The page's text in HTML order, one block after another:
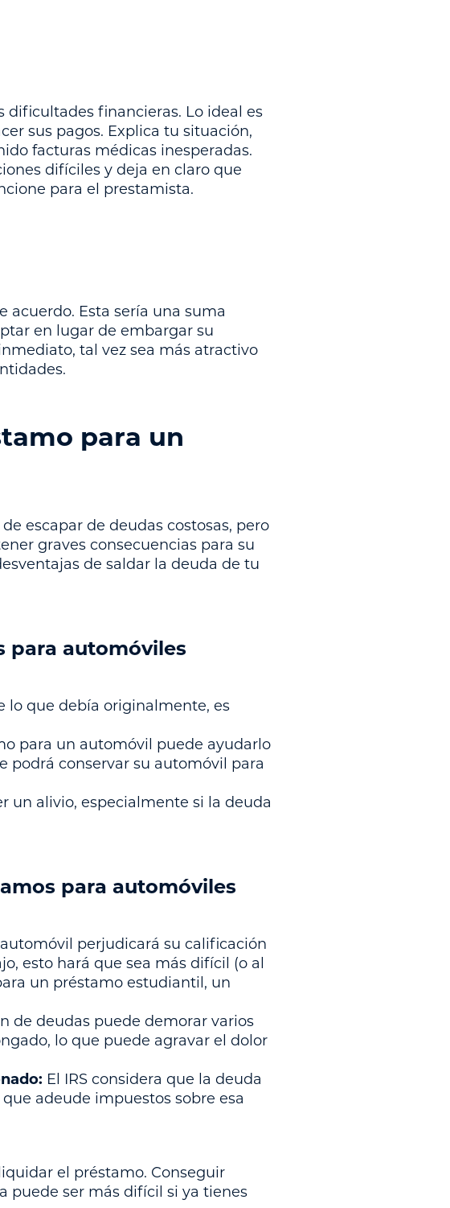
financieras. Lo ideal es
sus pagos. Explica tu situación,
facturas médicas inesperadas.
difíciles y deja en claro que
para el prestamista.
acuerdo. Esta sería una suma
en lugar de embargar su
tal vez sea más atractivo
para un
escapar de deudas costosas, pero
graves consecuencias para su
de saldar la deuda de tu
para automóviles
lo que debía originalmente, es
para un automóvil puede ayudarlo
podrá conservar su automóvil para
un alivio, especialmente si la deuda
para automóviles
perjudicará su calificación
esto hará que sea más difícil (o al
un préstamo estudiantil, un
de deudas puede demorar varios
lo que puede agravar el dolor
El IRS considera que la deuda
adeude impuestos sobre esa
el préstamo. Conseguir
puede ser más difícil si ya tienes